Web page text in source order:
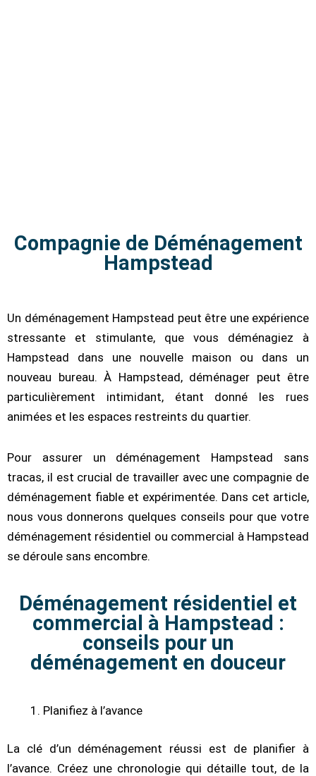
Compagnie de Déménagement
Hampstead
Un déménagement Hampstead peut être une expérience
stressante et stimulante, que vous déménagiez à
Hampstead dans une nouvelle maison ou dans un
nouveau bureau. À Hampstead, déménager peut être
particulièrement intimidant, étant donné les rues
animées et les espaces restreints du quartier.
Pour assurer un déménagement Hampstead sans
tracas, il est crucial de travailler avec une compagnie de
déménagement fiable et expérimentée. Dans cet article,
nous vous donnerons quelques conseils pour que votre
déménagement résidentiel ou commercial à Hampstead
se déroule sans encombre.
Déménagement résidentiel et
commercial à Hampstead :
conseils pour un
déménagement en douceur
Planifiez à l’avance
La clé d’un déménagement réussi est de planifier à
l’avance. Créez une chronologie qui détaille tout, de la